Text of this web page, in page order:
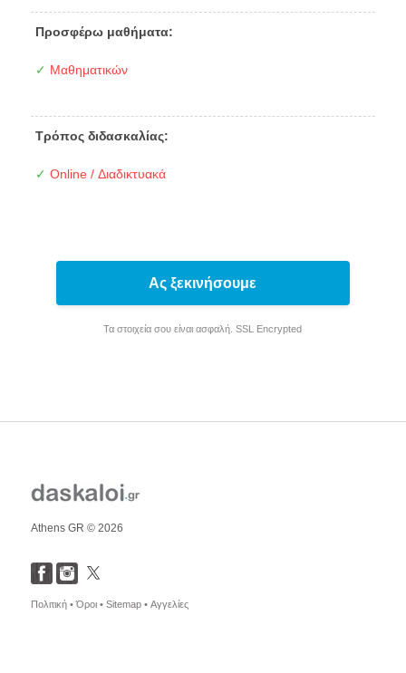
Προσφέρω μαθήματα:
✓ Μαθηματικών
Τρόπος διδασκαλίας:
✓ Online / Διαδικτυακά
Ας ξεκινήσουμε
Τα στοιχεία σου είναι ασφαλή. SSL Encrypted
Athens GR © 2026
Πολιτική •Όροι • Sitemap • Αγγελίες